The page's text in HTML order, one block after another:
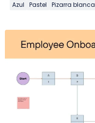
Azul Pastel Pizarra blanca